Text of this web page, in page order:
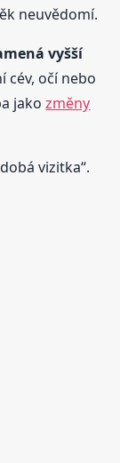
neuvědomí.
vyšší
cév, očí nebo
jakozměny
vizitka“.